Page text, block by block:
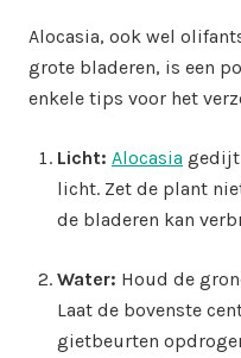
Alocasia, ook wel
grote bladeren, is een
enkele tips voor het
Licht: Alocasia gedijt
licht. Zet de plant
de bladeren kan
Water: Houd de
Laat de bovenste
gietbeurten